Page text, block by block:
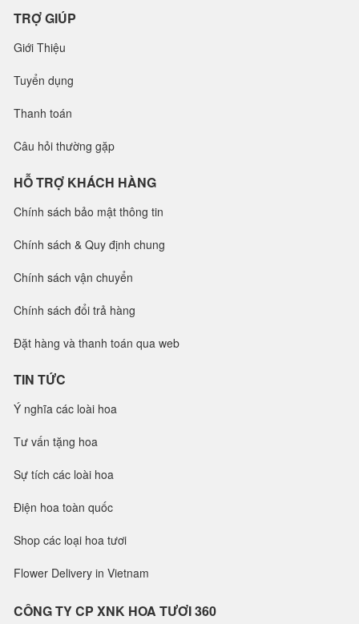
TRỢ GIÚP
Giới Thiệu
Tuyển dụng
Thanh toán
Câu hỏi thường gặp
HỖ TRỢ KHÁCH HÀNG
Chính sách bảo mật thông tin
Chính sách & Quy định chung
Chính sách vận chuyển
Chính sách đổi trả hàng
Đặt hàng và thanh toán qua web
TIN TỨC
Ý nghĩa các loài hoa
Tư vấn tặng hoa
Sự tích các loài hoa
Điện hoa toàn quốc
Shop các loại hoa tươi
Flower Delivery in Vietnam
CÔNG TY CP XNK HOA TƯƠI 360